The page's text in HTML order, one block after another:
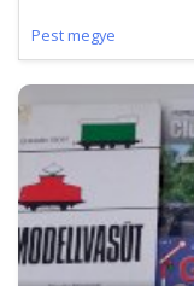
Pest megye